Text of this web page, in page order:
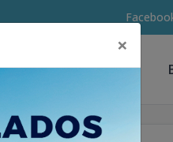
Asesores de Inversión
×